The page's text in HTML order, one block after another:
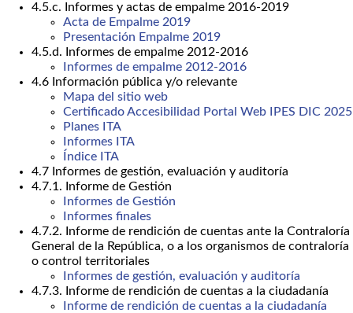
4.5.c. Informes y actas de empalme 2016-2019
Acta de Empalme 2019
Presentación Empalme 2019
4.5.d. Informes de empalme 2012-2016
Informes de empalme 2012-2016
4.6 Información pública y/o relevante
Mapa del sitio web
Certificado Accesibilidad Portal Web IPES DIC 2025
Planes ITA
Informes ITA
Índice ITA
4.7 Informes de gestión, evaluación y auditoría
4.7.1. Informe de Gestión
Informes de Gestión
Informes finales
4.7.2. Informe de rendición de cuentas ante la Contraloría
General de la República, o a los organismos de contraloría
o control territoriales
Informes de gestión, evaluación y auditoría
4.7.3. Informe de rendición de cuentas a la ciudadanía
Informe de rendición de cuentas a la ciudadanía